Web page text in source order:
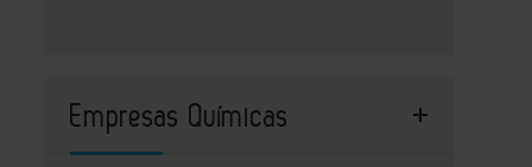
Empresas Químicas